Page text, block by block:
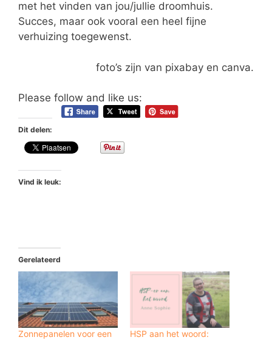
met het vinden van jou/jullie droomhuis.
Succes, maar ook vooral een heel fijne
verhuizing toegewenst.
foto’s zijn van pixabay en canva.
Please follow and like us:
Dit delen:
Vind ik leuk:
Gerelateerd
Zonnepanelen voor een
HSP aan het woord: